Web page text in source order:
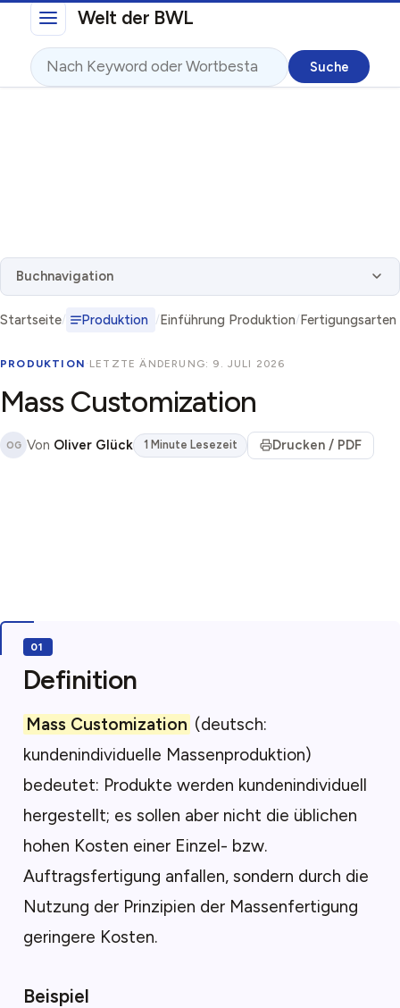
Direkt zum InhaltWelt der BWL
Suche
Buchnavigation
Startseite Produktion Einführung Produktion Fertigungsarten
PRODUKTION · LETZTE ÄNDERUNG: 9. JULI 2026
Mass Customization
OG Von Oliver Glück 1 Minute Lesezeit Drucken / PDF
Definition
Mass Customization (deutsch:
kundenindividuelle Massenproduktion)
bedeutet: Produkte werden kundenindividuell
hergestellt; es sollen aber nicht die üblichen
hohen Kosten einer Einzel- bzw.
Auftragsfertigung anfallen, sondern durch die
Nutzung der Prinzipien der Massenfertigung
geringere Kosten.
Beispiel